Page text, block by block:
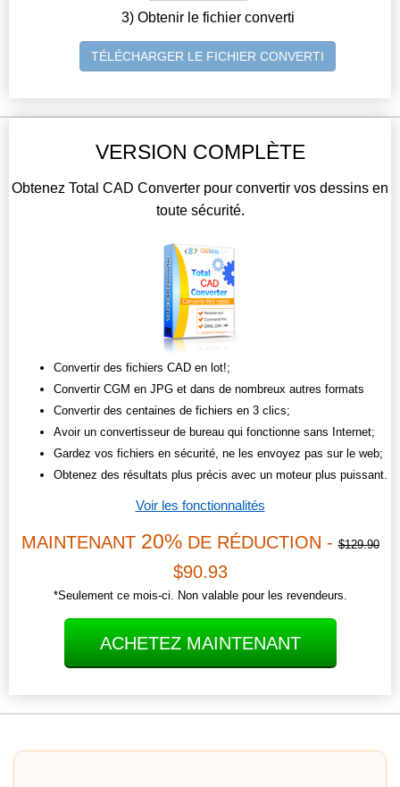
3) Obtenir le fichier converti
TÉLÉCHARGER LE FICHIER CONVERTI
VERSION COMPLÈTE
Obtenez Total CAD Converter pour convertir vos dessins en
toute sécurité.
Convertir des fichiers CAD en lot!;
Convertir CGM en JPG et dans de nombreux autres formats
Convertir des centaines de fichiers en 3 clics;
Avoir un convertisseur de bureau qui fonctionne sans Internet;
Gardez vos fichiers en sécurité, ne les envoyez pas sur le web;
Obtenez des résultats plus précis avec un moteur plus puissant.
Voir les fonctionnalités
MAINTENANT 20%DE RÉDUCTION -$129.90
$90.93
*Seulement ce mois-ci. Non valable pour les revendeurs.
ACHETEZ MAINTENANT